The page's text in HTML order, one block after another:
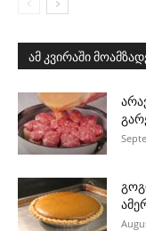
ამ კვირაში